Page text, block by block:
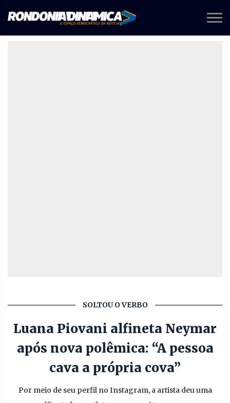
SOLTOU O VERBO
Luana Piovani alfineta Neymar
após nova polêmica: “A pessoa
cava a própria cova”
Por meio de seu perfil no Instagram, a artista deu uma